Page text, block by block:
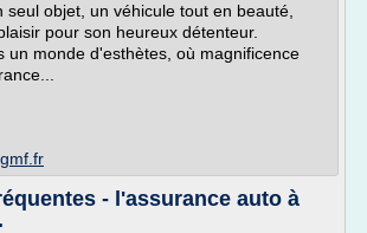
seul objet, un véhicule tout en beauté,
pour son heureux détenteur.
un monde d'esthètes, où magnificence
- l'assurance auto à